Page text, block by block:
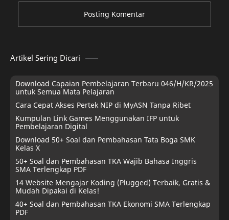
Posting Komentar
Artikel Sering Dicari
Download Capaian Pembelajaran Terbaru 046/H/KR/2025
untuk Semua Mata Pelajaran
Cara Cepat Akses Pertek NIP di MyASN Tanpa Ribet
Kumpulan Link Games Menggunakan IFP untuk
Pembelajaran Digital
Download 50+ Soal dan Pembahasan Tata Boga SMK
Kelas X
50+ Soal dan Pembahasan TKA Wajib Bahasa Inggris
SMA Terlengkap PDF
14 Website Mengajar Koding (Plugged) Terbaik, Gratis &
Mudah Dipakai di Kelas!
40+ Soal dan Pembahasan TKA Ekonomi SMA Terlengkap
PDF